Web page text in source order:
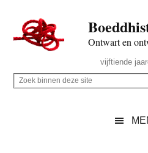
naar
de
inhoud
secondary
naar
de
sidebar
naar
de
Ontwart en
Rechts
vijftiende
Z
Z